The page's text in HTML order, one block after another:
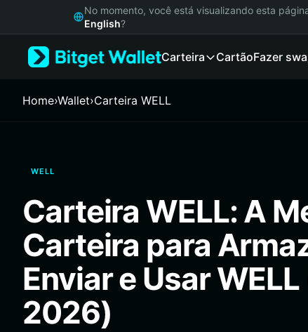
Русский
Italiano
繁體中文
Bahasa Indonesia
ภาษาไทย
Español
Português (Brasil)
Español (Argentina)
No momento, você está visualizando esta
English?
Carteira CartãoFazer
Home›Wallet›Carteira WELL
WELL
Carteira WELL: A
Carteira para
Enviar e Usar
2026)